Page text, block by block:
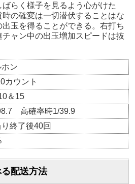
らく様子を見るよう心がけた
の確変は一切潜伏することはな
玉を得ることができる。右打ち
ャン中の出玉増加スピードは抜
ン
カウント
＆15
高確率時1/39.9
終了後40回
配送方法